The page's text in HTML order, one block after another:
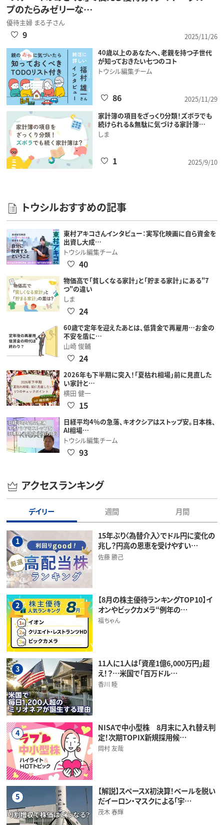
プのたらみゼリーな…
優待主婦 まる子さん
2025/11/26
9
40歳以上のあなたへ、老親を持つ子世代
が知っておきたい七つのコト
トウシル編集チーム
2025/11/29
86
家計簿の項目をざっくり分類！ズボラでも
続けられる＆無駄に気づける家計簿…
しま
2025/9/10
1
トウシルおすすめの記事
東村アキコさんインタビュー：実写化映画に自ら資金を
出資し大成…
トウシル編集チーム
40
物価高で「貧しくなる家計」と「貯まる家計」にある"7
つ"の違い
しま
24
60歳で定年を迎えたあとは、低賃金で再雇用…お金の
不安を盾に…
山崎 俊輔
24
2026年も下半期に突入！「夏枯れ相場」前に見直した
い家計と…
横田 健一
15
日経平均4％の急落、キオクシアはストップ安。日本株、
AI相場…
トウシル編集チーム
93
アクセスランキング
デイリー 週間 月間
1
15年ぶり〈為替介入〉でドル円に変化の
兆し？円高の恩恵を受けやすい…
佐藤 勝己
2
【8月の株主優待ランキングTOP10】イ
オンやビックカメラ“例年の…
福ちゃん
3
11人に1人は「資産1億6,000万円」超
え！？…米国で「百万ドル…
香川 睦
4
NISAで中小型株 8月末に入れ替え判
定！次期TOPIX新規採用候…
岡村 友哉
5
【解説】スペースX初決算！ベールを脱い
だイーロン・マスクによる「宇…
茂木 春輝